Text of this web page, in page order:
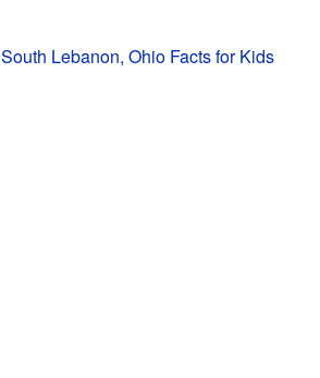
South Lebanon, Ohio Facts for Kids